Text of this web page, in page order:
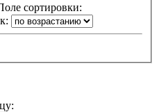
сортировки: